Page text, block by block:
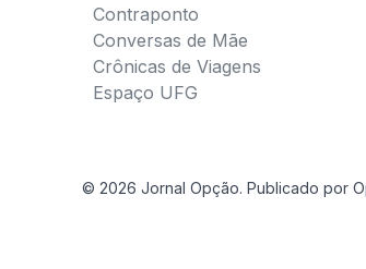
Contraponto
Conversas de Mãe
Crônicas de Viagens
Espaço UFG
© 2026 Jornal Opção. Publicado por